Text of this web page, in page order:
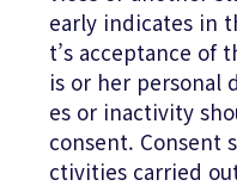
early indicates in
t’s acceptance of
is or her personal
es or inactivity
consent. Consent
ctivities carried